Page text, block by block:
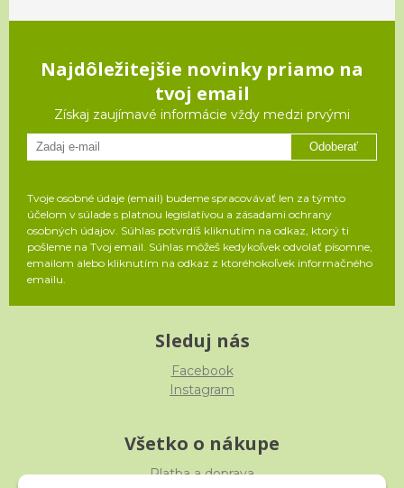
Najdôležitejšie novinky priamo na
tvoj email
Získaj zaujímavé informácie vždy medzi prvými
Odoberať
Tvoje osobné údaje (email) budeme spracovávať len za týmto
účelom v súlade s platnou legislatívou a zásadami ochrany
osobných údajov. Súhlas potvrdíš kliknutím na odkaz, ktorý ti
pošleme na Tvoj email. Súhlas môžeš kedykoľvek odvolať písomne,
emailom alebo kliknutím na odkaz z ktoréhokoľvek informačného
emailu.
Sleduj nás
Facebook
Instagram
Všetko o nákupe
Platba a doprava